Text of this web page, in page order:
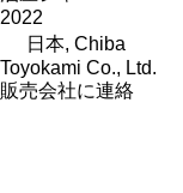
2022
日本, Chiba
Toyokami Co., Ltd.
販売会社に連絡